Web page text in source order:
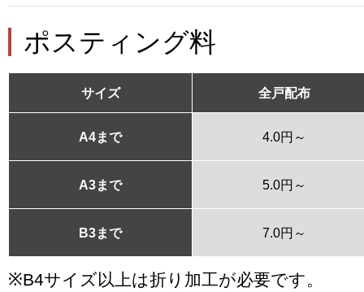
ポスティング料
サイズ 全戸配布
A4まで 4.0円～
A3まで 5.0円～
B3まで 7.0円～
※B4サイズ以上は折り加工が必要です。